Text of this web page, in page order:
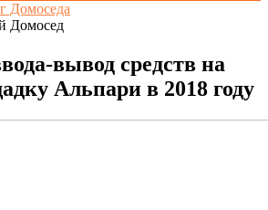
Домоседа
Домосед
вывод средств на
Альпари в 2018 году